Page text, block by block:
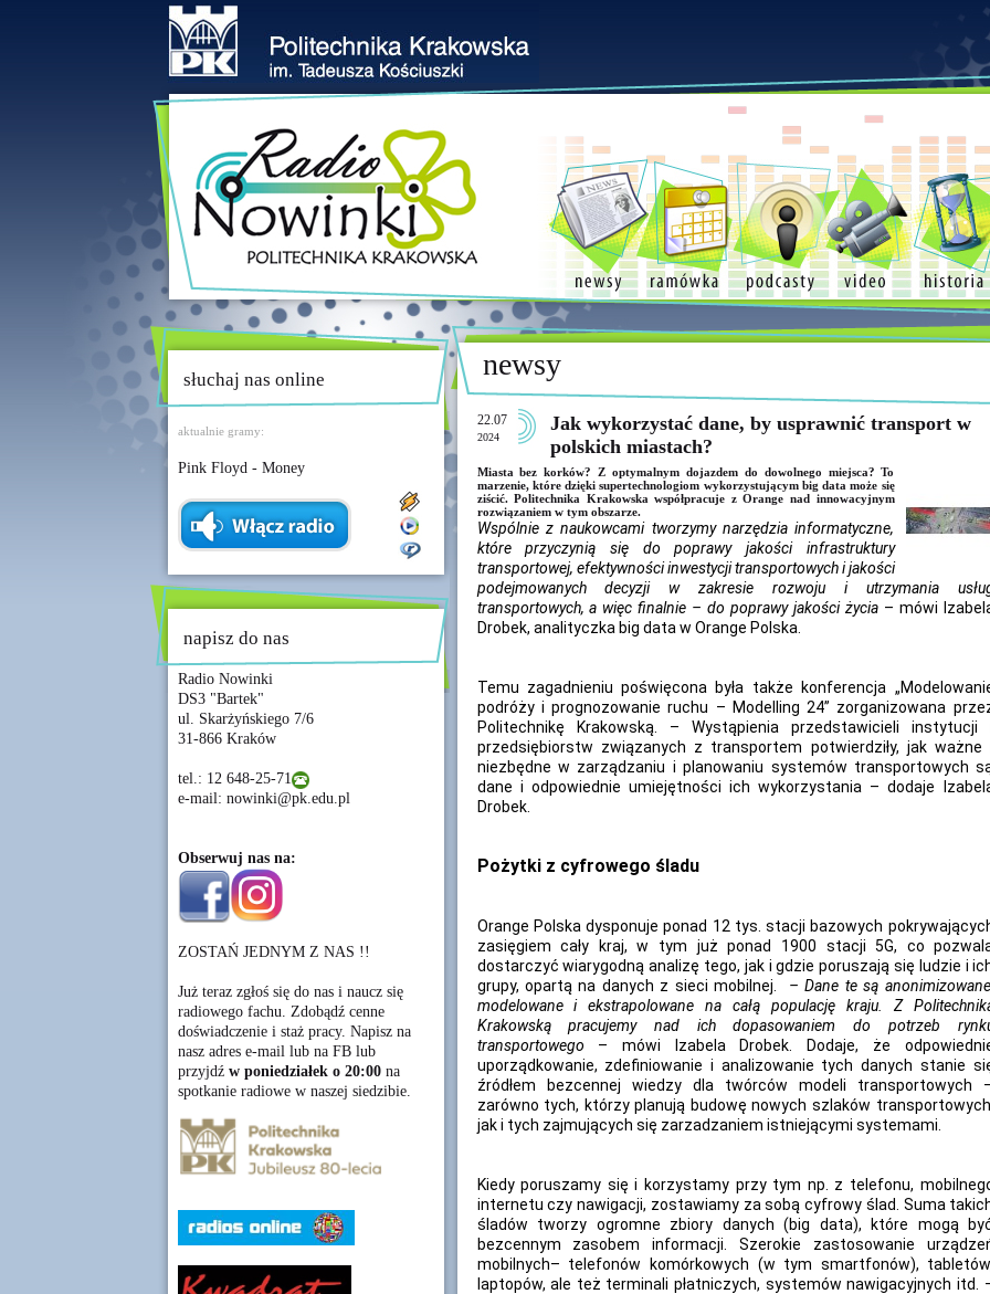
słuchaj nas online
aktualnie gramy:
Pink Floyd - Money
napisz do nas
Radio Nowinki
DS3 "Bartek"
ul. Skarżyńskiego 7/6
31-866 Kraków
tel.: 12 648-25-71
e-mail: nowinki@pk.edu.pl
Obserwuj nas na:
ZOSTAŃ JEDNYM Z NAS !!
Już teraz zgłoś się do nas i naucz się
radiowego fachu. Zdobądź cenne
doświadczenie i staż pracy. Napisz na
nasz adres e-mail lub na FB lub
przyjdź w poniedziałek o 20:00na
spotkanie radiowe w naszej siedzibie.
newsy
22.07
2024
Jak wykorzystać dane, by usprawnić transport w
polskich miastach?
Miasta bez korków? Z optymalnym dojazdem do dowolnego miejsca? To
marzenie, które dzięki supertechnologiom wykorzystującym big data może się
ziścić. Politechnika Krakowska współpracuje z Orange nad innowacyjnym
rozwiązaniem w tym obszarze.
Wspólnie z naukowcami tworzymy narzędzia informatyczne,
które przyczynią się do poprawy jakości infrastruktury
transportowej, efektywności inwestycji transportowych i jakości
podejmowanych decyzji w zakresie rozwoju i utrzymania
transportowych, a więc finalnie – do poprawy jakości życia– mówi
Drobek, analityczka big data w Orange Polska.
Temu zagadnieniu poświęcona była także konferencja
podróży i prognozowanie ruchu – Modelling 24” zorganizowana
Politechnikę Krakowską. – Wystąpienia przedstawicieli instytucji
przedsiębiorstw związanych z transportem potwierdziły, jak ważne
niezbędne w zarządzaniu i planowaniu systemów transportowych
dane i odpowiednie umiejętności ich wykorzystania – dodaje
Drobek.
Pożytki z cyfrowego śladu
Orange Polska dysponuje ponad 12 tys. stacji bazowych
zasięgiem cały kraj, w tym już ponad 1900 stacji 5G, co
dostarczyć wiarygodną analizę tego, jak i gdzie poruszają się ludzie i
grupy, opartą na danych z sieci mobilnej. – Dane te są
modelowane i ekstrapolowane na całą populację kraju. Z
Krakowską pracujemy nad ich dopasowaniem do potrzeb
transportowego – mówi Izabela Drobek. Dodaje, że
uporządkowanie, zdefiniowanie i analizowanie tych danych stanie
źródłem bezcennej wiedzy dla twórców modeli transportowych
zarówno tych, którzy planują budowę nowych szlaków
jak i tych zajmujących się zarzadzaniem istniejącymi systemami.
Kiedy poruszamy się i korzystamy przy tym np. z telefonu,
internetu czy nawigacji, zostawiamy za sobą cyfrowy ślad. Suma
śladów tworzy ogromne zbiory danych (big data), które mogą
bezcennym zasobem informacji. Szerokie zastosowanie
mobilnych– telefonów komórkowych (w tym smartfonów),
laptopów, ale też terminali płatniczych, systemów nawigacyjnych itd.